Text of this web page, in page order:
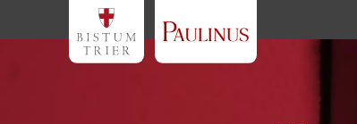
Zum Inhalt springen